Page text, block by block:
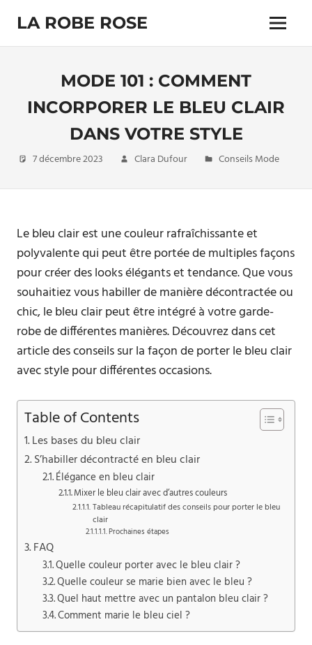
content
LA ROBE ROSE Menu
MODE 101 : COMMENT
INCORPORER LE BLEU CLAIR
DANS VOTRE STYLE
7 décembre 2023 Clara Dufour Conseils Mode
Le bleu clair est une couleur rafraîchissante et
polyvalente qui peut être portée de multiples façons
pour créer des looks élégants et tendance. Que vous
souhaitiez vous habiller de manière décontractée ou
chic, le bleu clair peut être intégré à votre garde-
robe de différentes manières. Découvrez dans cet
article des conseils sur la façon de porter le bleu clair
avec style pour différentes occasions.
Table of Contents
Les bases du bleu clair
S’habiller décontracté en bleu clair
Élégance en bleu clair
Mixer le bleu clair avec d’autres couleurs
Tableau récapitulatif des conseils pour porter le bleu
clair
Prochaines étapes
FAQ
Quelle couleur porter avec le bleu clair ?
Quelle couleur se marie bien avec le bleu ?
Quel haut mettre avec un pantalon bleu clair ?
Comment marie le bleu ciel ?